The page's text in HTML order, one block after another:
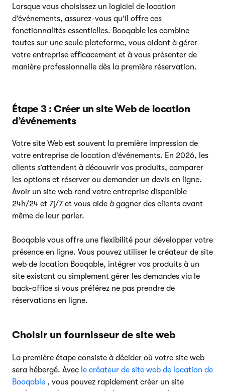
Lorsque vous choisissez un logiciel de location
d’événements, assurez-vous qu’il offre ces
fonctionnalités essentielles. Booqable les combine
toutes sur une seule plateforme, vous aidant à gérer
votre entreprise efficacement et à vous présenter de
manière professionnelle dès la première réservation.
Étape 3 : Créer un site Web de location
d’événements
Votre site Web est souvent la première impression de
votre entreprise de location d’événements. En 2026, les
clients s’attendent à découvrir vos produits, comparer
les options et réserver ou demander un devis en ligne.
Avoir un site web rend votre entreprise disponible
24h/24 et 7j/7 et vous aide à gagner des clients avant
même de leur parler.
Booqable vous offre une flexibilité pour développer votre
présence en ligne. Vous pouvez utiliser le créateur de site
web de location Booqable, intégrer vos produits à un
site existant ou simplement gérer les demandes via le
back-office si vous préférez ne pas prendre de
réservations en ligne.
Choisir un fournisseur de site web
La première étape consiste à décider où votre site web
sera hébergé. Avec le créateur de site web de location de
Booqable , vous pouvez rapidement créer un site